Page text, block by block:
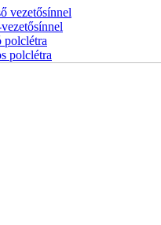
vezetősínnel
polclétra
polclétra